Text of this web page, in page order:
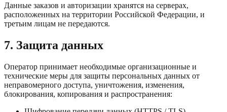
Данные заказов и авторизации хранятся на серверах,
расположенных на территории Российской Федерации, и
третьим лицам не передаются.
7. Защита данных
Оператор принимает необходимые организационные и
технические меры для защиты персональных данных от
неправомерного доступа, уничтожения, изменения,
блокирования, копирования и распространения: